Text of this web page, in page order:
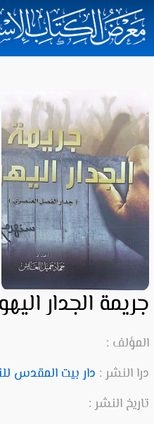
جريمة الجدار
المؤلف :
درا النشر : دار بيت المقدس
تاريخ النشر :